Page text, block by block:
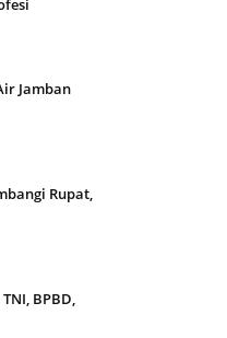
Jamban
Rupat,
BPBD,